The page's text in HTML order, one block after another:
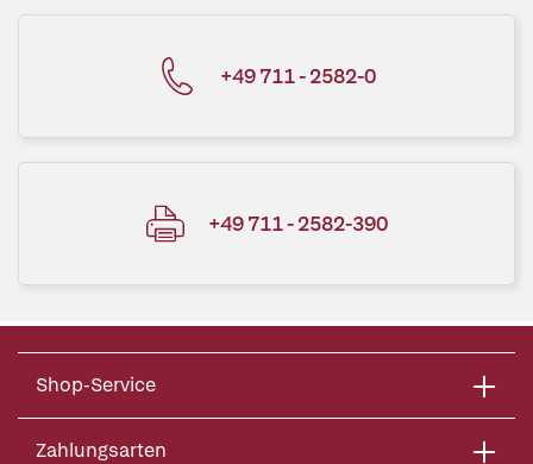
+49 711 - 2582-0
+49 711 - 2582-390
Shop-Service
Zahlungsarten